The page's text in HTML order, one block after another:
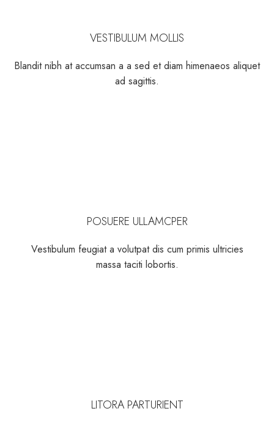
VESTIBULUM MOLLIS
Blandit nibh at accumsan a a sed et diam himenaeos aliquet
ad sagittis.
POSUERE ULLAMCPER
Vestibulum feugiat a volutpat dis cum primis ultricies
massa taciti lobortis.
LITORA PARTURIENT